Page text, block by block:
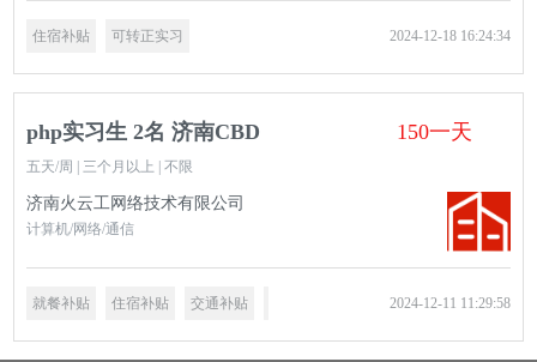
住宿补贴 可转正实习 2024-12-18 16:24:34
php实习生 2名 济南CBD 150一天
五天/周 | 三个月以上 | 不限
济南火云工网络技术有限公司
计算机/网络/通信
就餐补贴 住宿补贴 交通补贴 绩效奖金 可转正实习
2024-12-11 11:29:58